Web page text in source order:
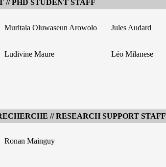
// PHD STUDENT STAFF
Muritala Oluwaseun Arowolo Jules Audard
Ludivine Maure Léo Milanese
// RESEARCH SUPPORT STAFF
Ronan Mainguy